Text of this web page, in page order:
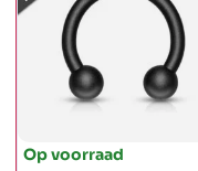
Op voorraad